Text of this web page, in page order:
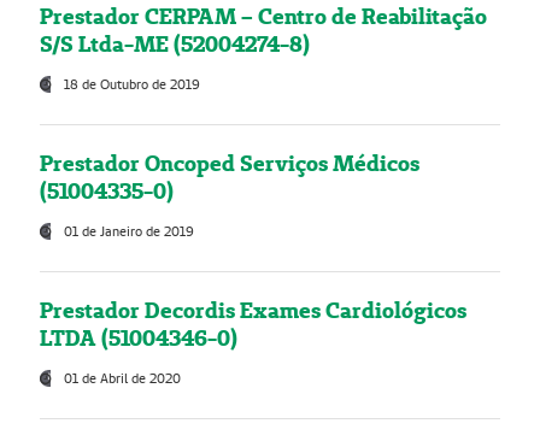
Prestador CERPAM – Centro de Reabilitação
S/S Ltda-ME (52004274-8)
18 de Outubro de 2019
Prestador Oncoped Serviços Médicos
(51004335-0)
01 de Janeiro de 2019
Prestador Decordis Exames Cardiológicos
LTDA (51004346-0)
01 de Abril de 2020